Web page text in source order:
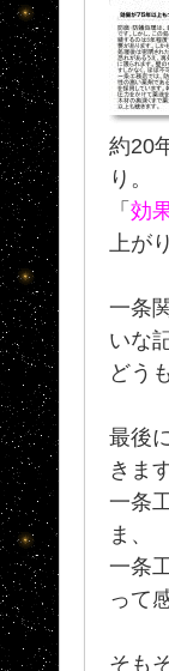
約20
り。
「 効
上が
一条
いな
どう
最後
きま
一条
ま、
一条
って
そも